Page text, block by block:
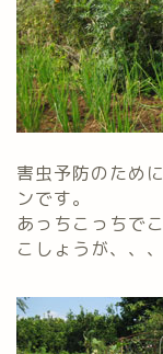
害虫予防のため
ンです。
あっちこっちで
こしょうが、、